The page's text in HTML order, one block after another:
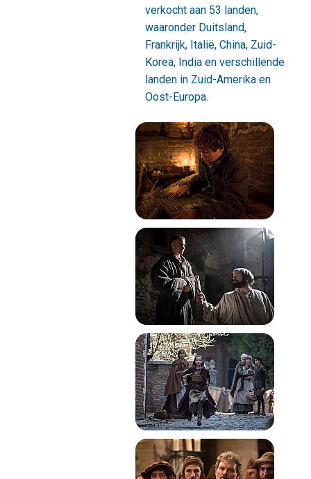
verkocht aan 53 landen,
waaronder Duitsland,
Frankrijk, Italië, China, Zuid-
Korea, India en verschillende
landen in Zuid-Amerika en
Oost-Europa.